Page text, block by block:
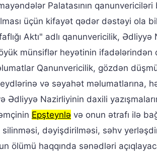
Palatasının
üçün kifayət qədər dəstəyi ola
Aktı" adlı qanunvericilik, Ədliyyə
münsiflər heyətinin ifadələrindən
Qanunvericilik, gözdən
və səyahət məlumatlarına,
Ədliyyə Nazirliyinin daxili
Epşteynlə və onun ətrafı ilə
dəyişdirilməsi, səhv
ölümü haqqında sənədləri